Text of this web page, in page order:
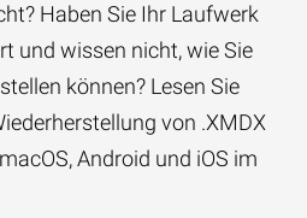
Haben Sie Ihr Laufwerk
und wissen nicht, wie Sie
können? Lesen Sie
von .XMDX
Android und iOS im